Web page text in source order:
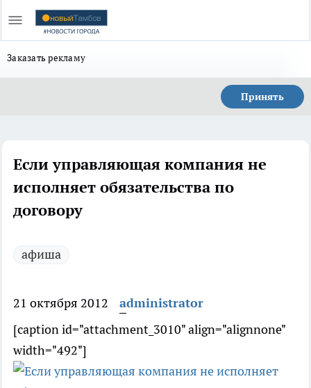
Заказать рекламу
Принять
Если управляющая компания не
исполняет обязательства по
договору
афиша
21 октября 2012
administrator
[caption id="attachment_3010" align="alignnone"
width="492"]